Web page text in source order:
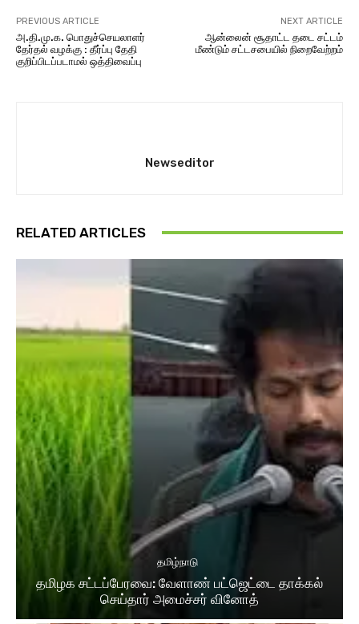
PREVIOUS ARTICLE
அ.தி.மு.க. பொதுச்செயலாளர்
தேர்தல் வழக்கு : தீர்ப்பு தேதி
குறிப்பிடப்படாமல் ஒத்திவைப்பு
NEXT ARTICLE
ஆன்லைன் சூதாட்ட தடை சட்டம்
மீண்டும் சட்டசபையில் நிறைவேற்றம்
Newseditor
RELATED ARTICLES
தமிழ்நாடு
தமிழக சட்​டப்​பேர​வை: வேளாண் பட்​ஜெட்டை தாக்கல்
செய்தார் அமைச்சர் வினோத்